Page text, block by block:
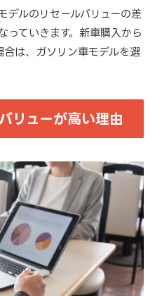
デルのリセールバリューの差
っていきます。新車購入から
は、ガソリン車モデルを選
リューが高い理由